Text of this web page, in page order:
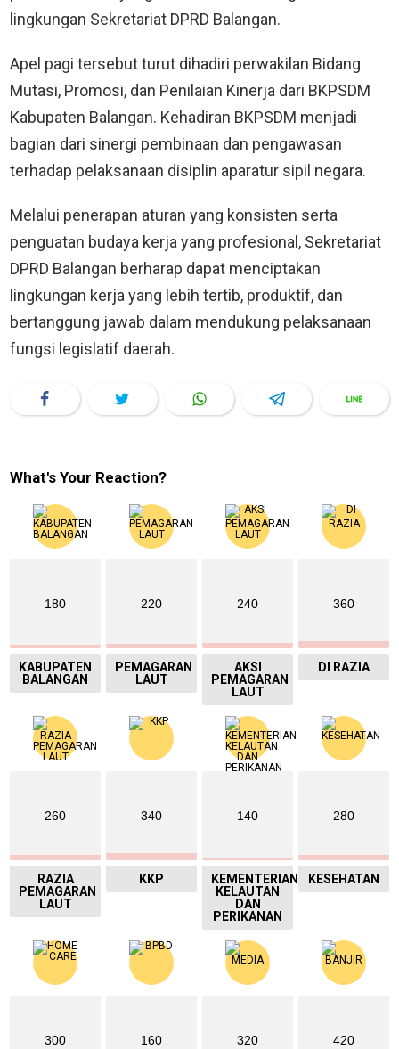
lingkungan Sekretariat DPRD Balangan.
Apel pagi tersebut turut dihadiri perwakilan Bidang
Mutasi, Promosi, dan Penilaian Kinerja dari BKPSDM
Kabupaten Balangan. Kehadiran BKPSDM menjadi
bagian dari sinergi pembinaan dan pengawasan
terhadap pelaksanaan disiplin aparatur sipil negara.
Melalui penerapan aturan yang konsisten serta
penguatan budaya kerja yang profesional, Sekretariat
DPRD Balangan berharap dapat menciptakan
lingkungan kerja yang lebih tertib, produktif, dan
bertanggung jawab dalam mendukung pelaksanaan
fungsi legislatif daerah.
What's Your Reaction?
180
KABUPATEN
BALANGAN
220
PEMAGARAN
LAUT
240
AKSI
PEMAGARAN
LAUT
360
DI RAZIA
260
RAZIA
PEMAGARAN
LAUT
340
KKP
140
KEMENTERIAN
KELAUTAN
DAN
PERIKANAN
280
KESEHATAN
300 160 320 420